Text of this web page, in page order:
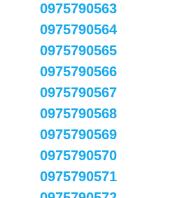
0975790563
0975790564
0975790565
0975790566
0975790567
0975790568
0975790569
0975790570
0975790571